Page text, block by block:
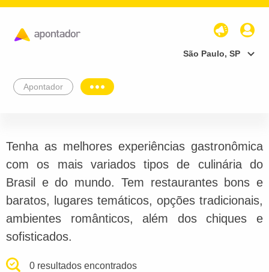
São Paulo, SP
Apontador
Tenha as melhores experiências gastronômica
com os mais variados tipos de culinária do
Brasil e do mundo. Tem restaurantes bons e
baratos, lugares temáticos, opções tradicionais,
ambientes românticos, além dos chiques e
sofisticados.
0 resultados encontrados